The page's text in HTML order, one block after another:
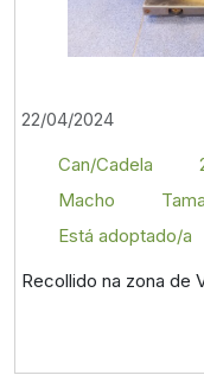
22/04/2024
Can/Cadela
Macho
Está adoptado/a
Recollido na zona de